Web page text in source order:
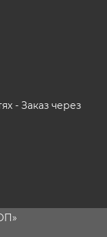
- Заказ через